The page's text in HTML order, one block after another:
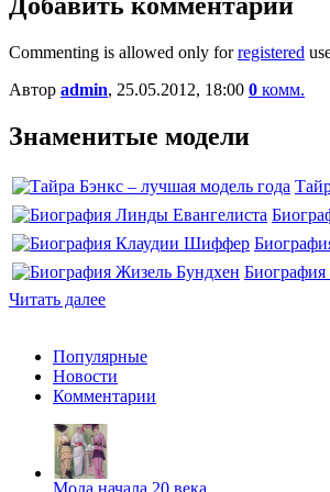
Добавить комментарий
Commenting is allowed only forregistered
Автор admin, 25.05.2012, 18:00 0 комм.
Знаменитые модели
Читать далее
Популярные
Новости
Комментарии